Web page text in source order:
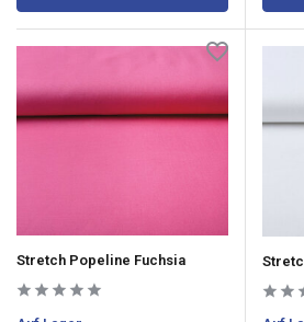
Stretch Popeline Fuchsia